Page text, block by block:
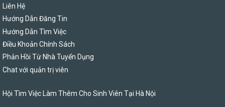
Liên Hệ
Hướng Dẫn Đăng Tin
Hướng Dẫn Tìm Việc
Điều Khoản Chính Sách
Phản Hồi Từ Nhà Tuyển Dụng
Chat với quản trị viên
Hội Tìm Việc Làm Thêm Cho Sinh Viên Tại Hà Nội